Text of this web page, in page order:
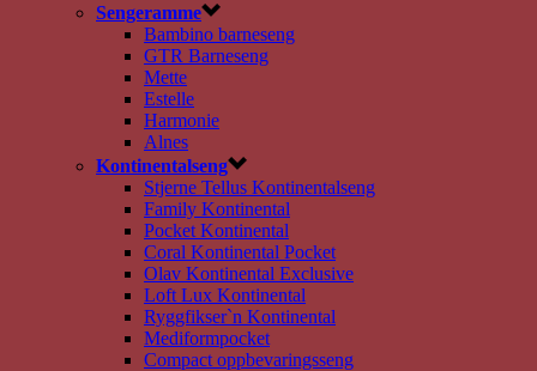
Sengeramme
Bambino barneseng
GTR Barneseng
Mette
Estelle
Harmonie
Alnes
Kontinentalseng
Stjerne Tellus Kontinentalseng
Family Kontinental
Pocket Kontinental
Coral Kontinental Pocket
Olav Kontinental Exclusive
Loft Lux Kontinental
Ryggfikser`n Kontinental
Mediformpocket
Compact oppbevaringsseng